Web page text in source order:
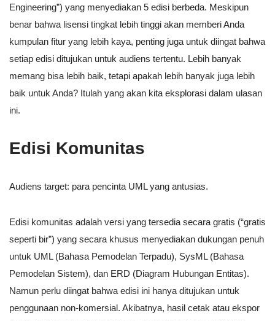
Engineering”) yang menyediakan 5 edisi berbeda. Meskipun
benar bahwa lisensi tingkat lebih tinggi akan memberi Anda
kumpulan fitur yang lebih kaya, penting juga untuk diingat bahwa
setiap edisi ditujukan untuk audiens tertentu. Lebih banyak
memang bisa lebih baik, tetapi apakah lebih banyak juga lebih
baik untuk Anda? Itulah yang akan kita eksplorasi dalam ulasan
ini.
Edisi Komunitas
Audiens target: para pencinta UML yang antusias.
Edisi komunitas adalah versi yang tersedia secara gratis (“gratis
seperti bir”) yang secara khusus menyediakan dukungan penuh
untuk UML (Bahasa Pemodelan Terpadu), SysML (Bahasa
Pemodelan Sistem), dan ERD (Diagram Hubungan Entitas).
Namun perlu diingat bahwa edisi ini hanya ditujukan untuk
penggunaan non-komersial. Akibatnya, hasil cetak atau ekspor